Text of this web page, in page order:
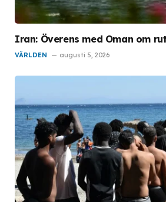
Iran: Överens med Oman om
VÄRLDEN augusti 5, 2026